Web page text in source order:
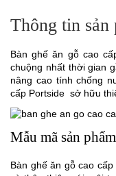
Thông tin sản
Bàn ghế ăn gỗ cao
chuộng nhất thời gian
nâng cao tính chống
cấp Portside sở hữu
Mẫu mã sản
Bàn ghế ăn gỗ cao cấp